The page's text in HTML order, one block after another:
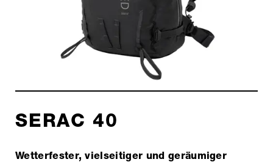
SERAC 40
Wetterfester, vielseitiger und geräumiger